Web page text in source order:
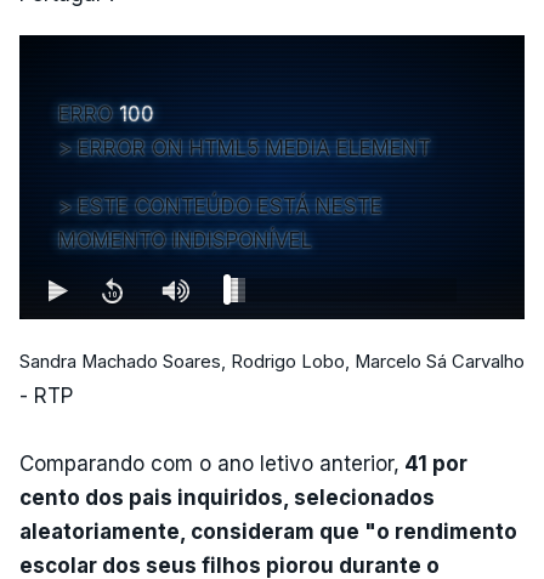
ERRO 100
ERROR ON HTML5 MEDIA ELEMENT
ESTE CONTEÚDO ESTÁ NESTE
MOMENTO INDISPONÍVEL
Sandra Machado Soares, Rodrigo Lobo, Marcelo Sá Carvalho
- RTP
Comparando com o ano letivo anterior, 41 por
cento dos pais inquiridos, selecionados
aleatoriamente, consideram que "o rendimento
escolar dos seus filhos piorou durante o